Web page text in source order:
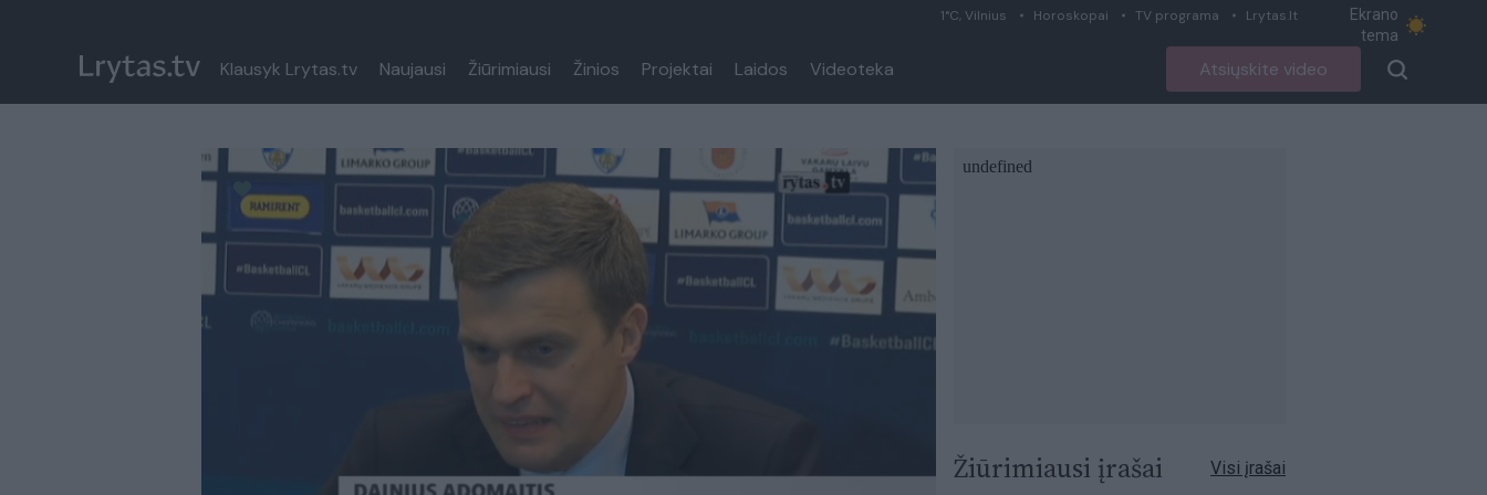
1°C, Vilnius Horoskopai TV programa Lrytas.lt
Ekrano
tema
Klausyk Lrytas.tv Naujausi Žiūrimiausi Žinios Projektai Laidos Videoteka Atsiųskite video
Žiūrimiausi įrašai Visi įrašai